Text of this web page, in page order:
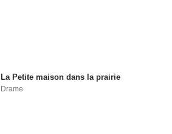
La Petite maison dans la prairie
Drame